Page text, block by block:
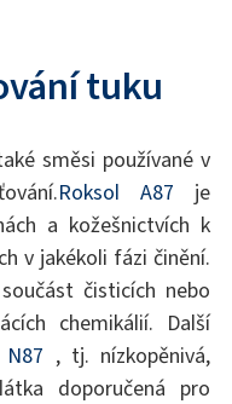
tuku
směsi používané v
Roksol A87 je
a kožešnictvích k
v jakékoli fázi činění.
čisticích nebo
chemikálií. Další
, tj. nízkopěnivá,
doporučená pro